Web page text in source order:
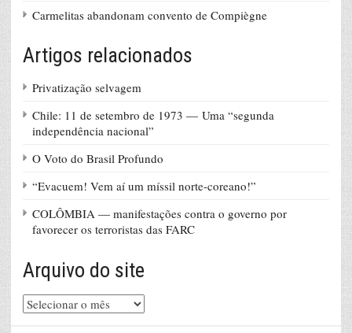
Carmelitas abandonam convento de Compiègne
Artigos relacionados
Privatização selvagem
Chile: 11 de setembro de 1973 — Uma “segunda
independência nacional”
O Voto do Brasil Profundo
“Evacuem! Vem aí um míssil norte-coreano!”
COLÔMBIA — manifestações contra o governo por
favorecer os terroristas das FARC
Arquivo do site
Arquivo
do